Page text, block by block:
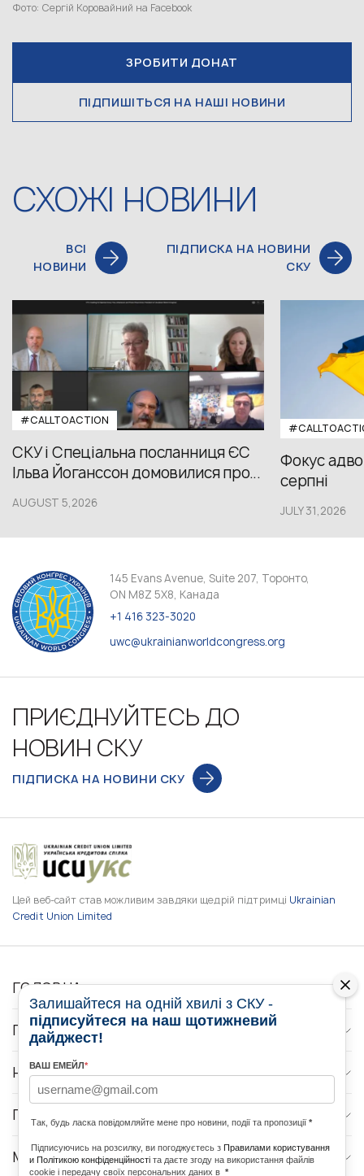
Фото: Сергій Коровайний на Facebook
ЗРОБИТИ ДОНАТ
ПІДПИШІТЬСЯ НА НАШІ НОВИНИ
СХОЖІ НОВИНИ
ВСІ
НОВИНИ
ПІДПИСКА НА НОВИНИ
СКУ
#CALLTOACTION
СКУ і Спеціальна посланниця ЄС
Ільва Йоганссон домовилися про...
AUGUST 5,2026
Фокус
серпні
JULY 31,2026
145 Evans Avenue, Suite 207, Торонто,
ON M8Z 5X8, Канада
+1 416 323-3020
uwc@ukrainianworldcongress.org
ПРИЄДНУЙТЕСЬ ДО
НОВИН СКУ
ПІДПИСКА НА НОВИНИ СКУ
Цей веб-сайт став можливим завдяки щедрій підтримці Ukrainian
Credit Union Limited
ГОЛОВНА
ПРО НАС
НОВИНИ
ПРОГРАМИ
МЕДІА КОНТАКТИ
Залишайтеся на одній хвилі з СКУ -
підписуйтеся на наш щотижневий
дайджест!
ВАШ ЕМЕЙЛ*
Так, будь ласка повідомляйте мене про новини, події та пропозиції *
Підписуючись на розсилку, ви погоджуєтесь з Правилами користування
и Політикою конфіденційності та даєте згоду на використання файлів
cookie і передачу своїх персональних даних в *